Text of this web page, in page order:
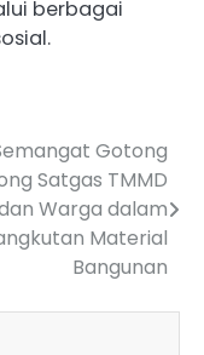
berbagai
Gotong
Satgas TMMD
Warga dalam
Material
Bangunan